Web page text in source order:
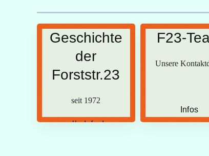
Geschichte
der
Forststr.23
seit 1972
alle Infos!
F23-
Unsere
Infos